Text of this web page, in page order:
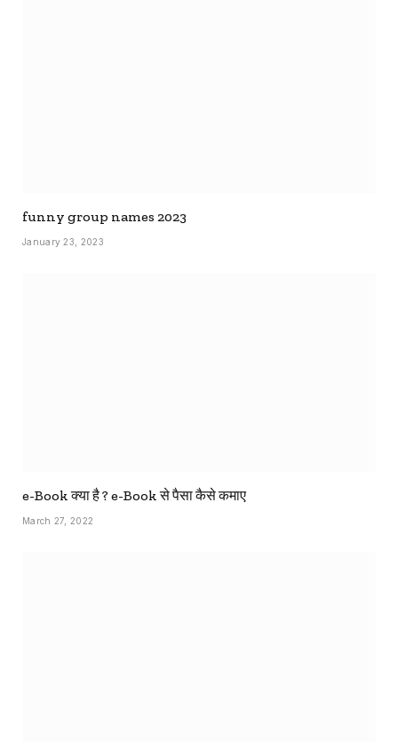
funny group names 2023
January 23, 2023
e-Book क्या है ? e-Book से पैसा कैसे कमाए
March 27, 2022